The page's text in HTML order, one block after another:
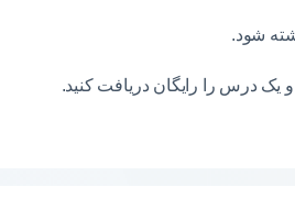
یک درس را رایگان دریافت کنید.